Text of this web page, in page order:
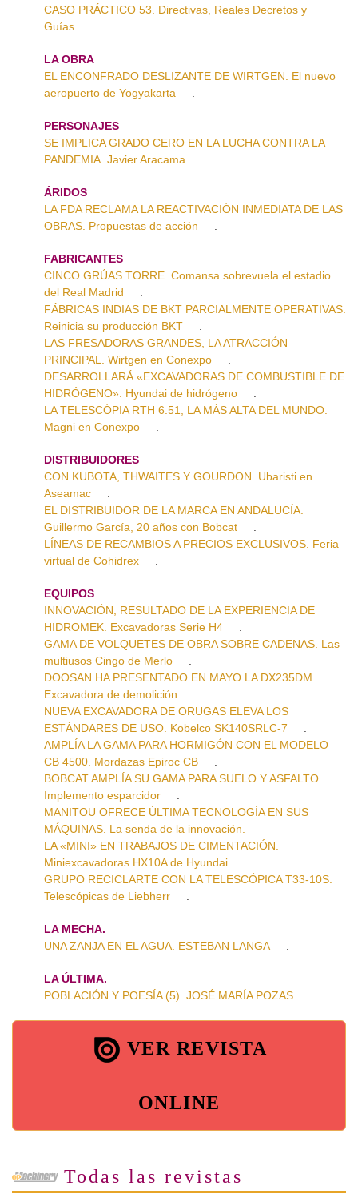
CASO PRÁCTICO 53. Directivas, Reales Decretos y
Guías.
LA OBRA
EL ENCONFRADO DESLIZANTE DE WIRTGEN. El nuevo
aeropuerto de Yogyakarta
PERSONAJES
SE IMPLICA GRADO CERO EN LA LUCHA CONTRA LA
PANDEMIA. Javier Aracama
ÁRIDOS
LA FDA RECLAMA LA REACTIVACIÓN INMEDIATA DE LAS
OBRAS. Propuestas de acción
FABRICANTES
CINCO GRÚAS TORRE. Comansa sobrevuela el estadio
del Real Madrid
FÁBRICAS INDIAS DE BKT PARCIALMENTE OPERATIVAS.
Reinicia su producción BKT
LAS FRESADORAS GRANDES, LA ATRACCIÓN
PRINCIPAL. Wirtgen en Conexpo
DESARROLLARÁ «EXCAVADORAS DE COMBUSTIBLE DE
HIDRÓGENO». Hyundai de hidrógeno
LA TELESCÓPIA RTH 6.51, LA MÁS ALTA DEL MUNDO.
Magni en Conexpo
DISTRIBUIDORES
CON KUBOTA, THWAITES Y GOURDON. Ubaristi en
Aseamac
EL DISTRIBUIDOR DE LA MARCA EN ANDALUCÍA.
Guillermo García, 20 años con Bobcat
LÍNEAS DE RECAMBIOS A PRECIOS EXCLUSIVOS. Feria
virtual de Cohidrex
EQUIPOS
INNOVACIÓN, RESULTADO DE LA EXPERIENCIA DE
HIDROMEK. Excavadoras Serie H4
GAMA DE VOLQUETES DE OBRA SOBRE CADENAS. Las
multiusos Cingo de Merlo
DOOSAN HA PRESENTADO EN MAYO LA DX235DM.
Excavadora de demolición
NUEVA EXCAVADORA DE ORUGAS ELEVA LOS
ESTÁNDARES DE USO. Kobelco SK140SRLC-7
AMPLÍA LA GAMA PARA HORMIGÓN CON EL MODELO
CB 4500. Mordazas Epiroc CB
BOBCAT AMPLÍA SU GAMA PARA SUELO Y ASFALTO.
Implemento esparcidor
MANITOU OFRECE ÚLTIMA TECNOLOGÍA EN SUS
MÁQUINAS. La senda de la innovación.
LA «MINI» EN TRABAJOS DE CIMENTACIÓN.
Miniexcavadoras HX10A de Hyundai
GRUPO RECICLARTE CON LA TELESCÓPICA T33-10S.
Telescópicas de Liebherr
LA MECHA.
UNA ZANJA EN EL AGUA. ESTEBAN LANGA
LA ÚLTIMA.
POBLACIÓN Y POESÍA (5). JOSÉ MARÍA POZAS
VER REVISTA
ONLINE
Todas las revistas